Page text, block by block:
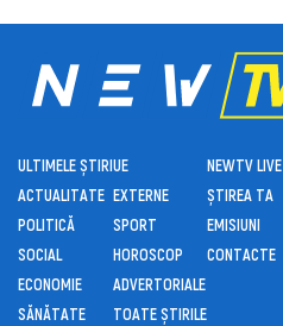
ULTIMELE ȘTIRI
ACTUALITATE
POLITICĂ
SOCIAL
ECONOMIE
SĂNĂTATE
UE
EXTERNE
SPORT
HOROSCOP
ADVERTORIALE
TOATE ȘTIRILE
NEWTV LIVE
ȘTIREA TA
EMISIUNI
CONTACTE